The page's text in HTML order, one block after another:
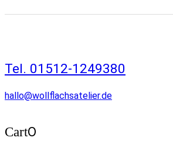
Tel. 01512-1249380
hallo@wollflachsatelier.de
Cart0